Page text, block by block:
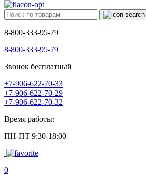
8-800-333-95-79
8-800-333-95-79
Звонок бесплатный
+7-906-622-70-33
+7-906-622-70-29
+7-906-622-70-32
Время работы:
ПН-ПТ 9:30-18:00
0